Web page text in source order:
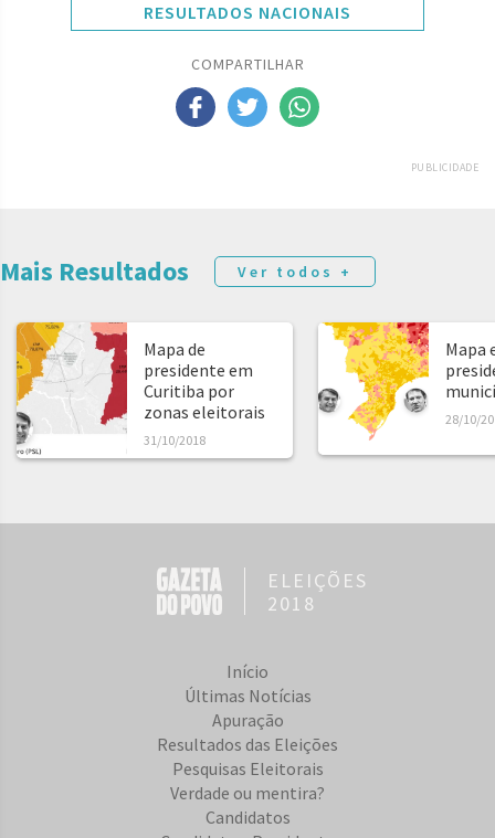
RESULTADOS NACIONAIS
COMPARTILHAR
PUBLICIDADE
Mais Resultados Ver todos +
Mapa de
presidente em
Curitiba por
zonas eleitorais
31/10/2018
Mapa
28/10/
ELEIÇÕES
2018
Início
Últimas Notícias
Apuração
Resultados das Eleições
Pesquisas Eleitorais
Verdade ou mentira?
Candidatos